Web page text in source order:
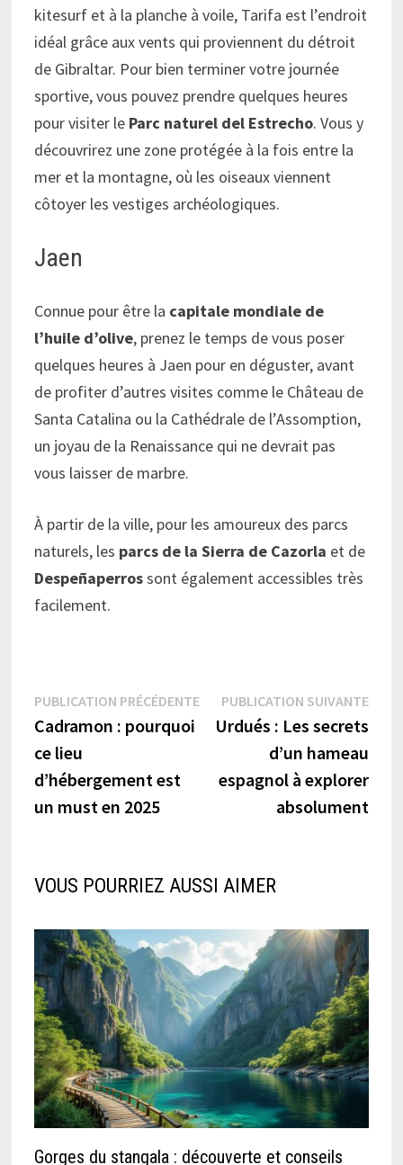
kitesurf et à la planche à voile, Tarifa est l’endroit
idéal grâce aux vents qui proviennent du détroit
de Gibraltar. Pour bien terminer votre journée
sportive, vous pouvez prendre quelques heures
pour visiter le Parc naturel del Estrecho. Vous y
découvrirez une zone protégée à la fois entre la
mer et la montagne, où les oiseaux viennent
côtoyer les vestiges archéologiques.
Jaen
Connue pour être la capitale mondiale de
l’huile d’olive, prenez le temps de vous poser
quelques heures à Jaen pour en déguster, avant
de profiter d’autres visites comme le Château de
Santa Catalina ou la Cathédrale de l’Assomption,
un joyau de la Renaissance qui ne devrait pas
vous laisser de marbre.
À partir de la ville, pour les amoureux des parcs
naturels, les parcs de la Sierra de Cazorla et de
Despeñaperrossont également accessibles très
facilement.
Navigation
de
l’article
PUBLICATION PRÉCÉDENTEPublication
précédente :
Cadramon : pourquoi
ce lieu
d’hébergement est
un must en 2025
PUBLICATION SUIVANTE
Urdués : Les secrets
d’un hameau
espagnol à explorer
absolument
VOUS POURRIEZ AUSSI AIMER
Gorges du stangala : découverte et conseils